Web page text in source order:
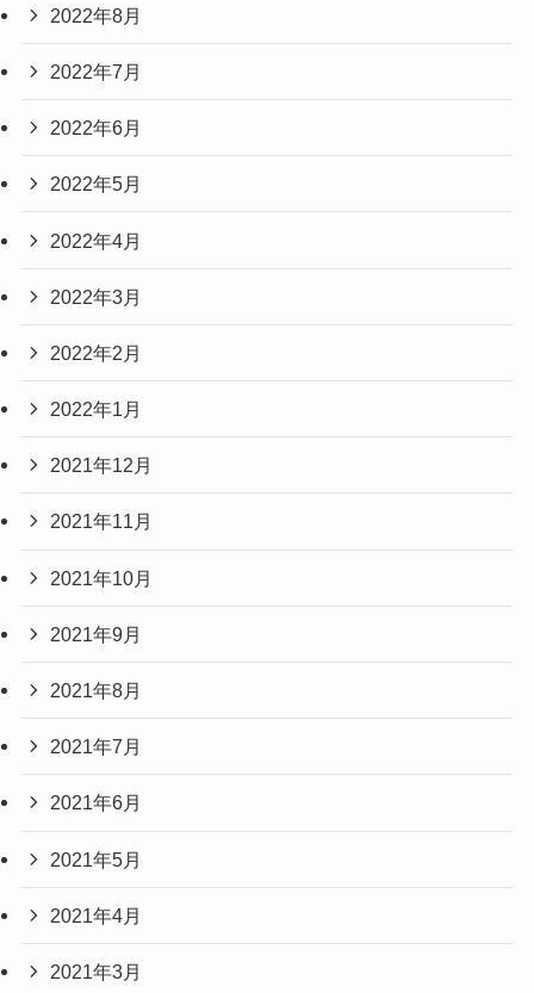
2022年8月
2022年7月
2022年6月
2022年5月
2022年4月
2022年3月
2022年2月
2022年1月
2021年12月
2021年11月
2021年10月
2021年9月
2021年8月
2021年7月
2021年6月
2021年5月
2021年4月
2021年3月